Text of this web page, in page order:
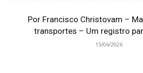
Por Francisco Christovam –
transportes – Um registro
15/06/2026